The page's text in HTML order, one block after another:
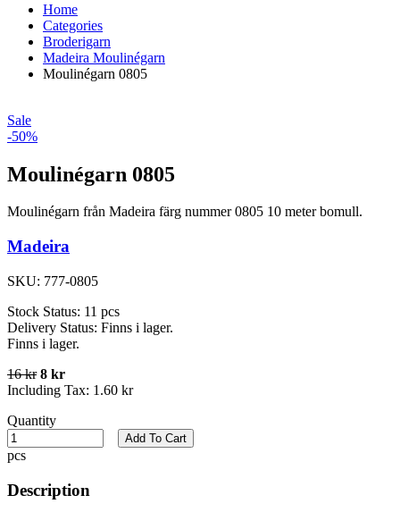
Home
Categories
Broderigarn
Madeira Moulinégarn
Moulinégarn 0805
Sale
-50%
Moulinégarn 0805
Moulinégarn från Madeira färg nummer 0805 10 meter bomull.
Madeira
SKU: 777-0805
Stock Status: 11 pcs
Delivery Status: Finns i lager.
Finns i lager.
16 kr 8 kr
Including Tax: 1.60 kr
Quantity
pcs
Add To Cart
Description